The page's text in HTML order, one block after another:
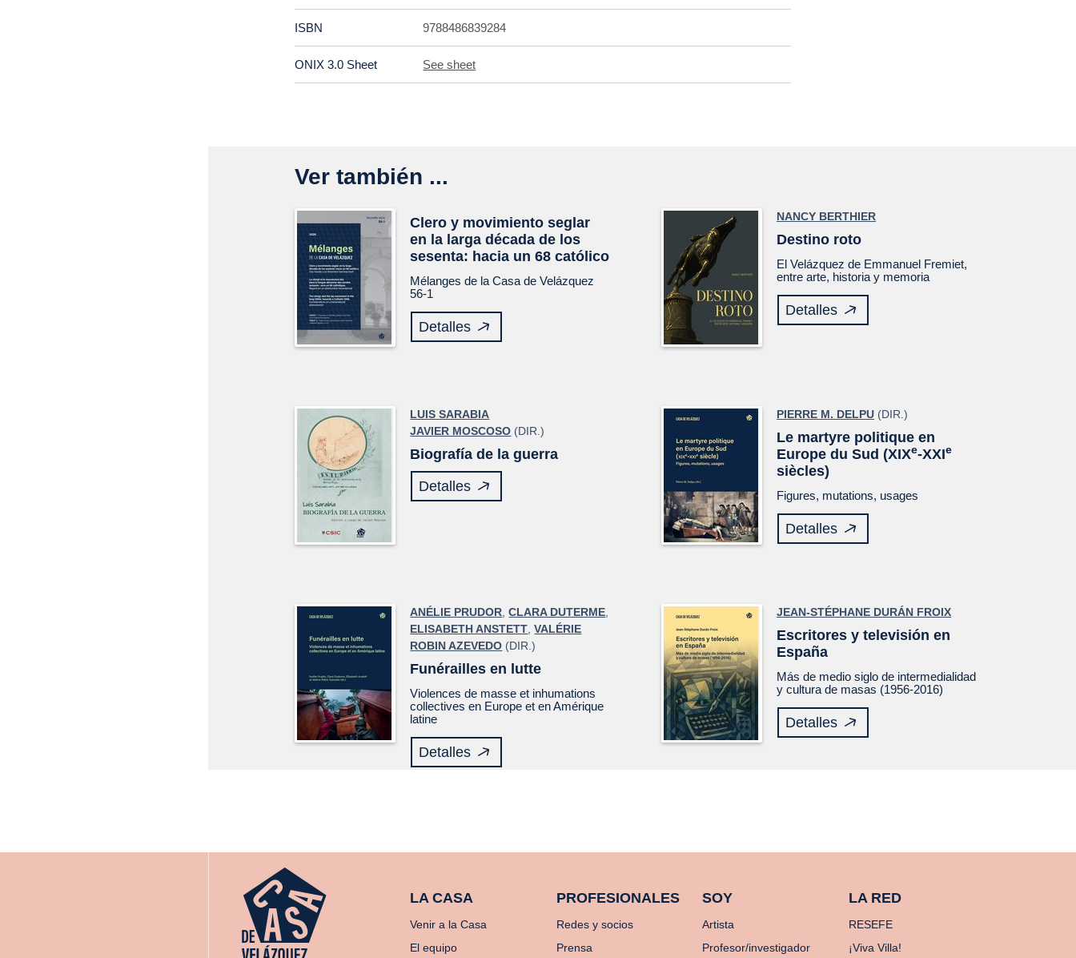
ISBN 9788486839284
ONIX 3.0 Sheet See sheet
Ver también ...
Clero y movimiento seglar
en la larga década de los
sesenta: hacia un 68 católico
Mélanges de la Casa de Velázquez
56-1
Detalles
NANCY BERTHIER
Destino roto
El Velázquez de Emmanuel Fremiet,
entre arte, historia y memoria
Detalles
LUIS SARABIA
JAVIER MOSCOSO (DIR.)
Biografía de la guerra
Detalles
PIERRE M. DELPU (DIR.)
Le martyre politique en
Europe du Sud (XIXe-XXIe
siècles)
Figures, mutations, usages
Detalles
ANÉLIE PRUDOR ,CLARA DUTERME
ELISABETH ANSTETT ,VALÉRIE
ROBIN AZEVEDO (DIR.)
Funérailles en lutte
Violences de masse et inhumations
collectives en Europe et en Amérique
latine
Detalles
JEAN-STÉPHANE DURÁN FROIX
Escritores y televisión en
España
Más de medio siglo de intermedialidad
y cultura de masas (1956-2016)
Detalles
LA CASA
Venir a la Casa
El equipo
PROFESIONALES
Redes y socios
Prensa
SOY
Artista
Profesor/investigador
LA RED
RESEFE
¡Viva Villa!